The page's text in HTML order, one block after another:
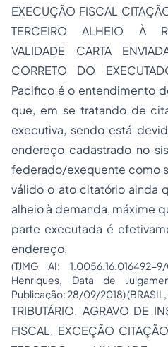
EXECUÇÃO FISCAL
TERCEIRO ALHEIO À
VALIDADE CARTA
CORRETO DO
Pacifico é o entendimento
que, em se tratando de
executiva, sendo está
endereço cadastrado no
federado/exequente como
válido o ato citatório ainda
alheio à demanda, máxime
parte executada é
endereço.
(TJMG AI:
Henriques, Data de
Publicação: 28/09/2018) (BRASIL,
TRIBUTÁRIO. AGRAVO DE
FISCAL. EXCEÇÃO